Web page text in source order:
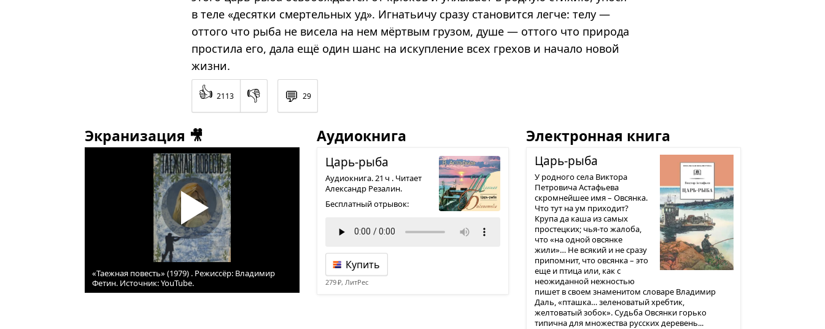
в теле «десятки смертельных уд». Игнатьичу сразу становится легче: телу —
оттого что рыба не висела на нем мёртвым грузом, душе — оттого что природа
простила его, дала ещё один шанс на искупление всех грехов и начало новой
жизни.
👍 2113 👎 💬 29
Экранизация 🎥
«Таежная повесть» (1979) . Режиссёр: Владимир
Фетин. Источник: YouTube.
Аудиокнига
Царь-рыба
Аудиокнига. 21 ч . Читает
Александр Резалин.
Бесплатный отрывок:
Купить
279 ₽, ЛитРес
Электронная книга
Царь-рыба
У родного села Виктора
Петровича Астафьева
скромнейшее имя – Овсянка.
Что тут на ум приходит?
Крупа да каша из самых
простецких; чья-то жалоба,
что «на одной овсянке
жили»… Не всякий и не сразу
припомнит, что овсянка – это
еще и птица или, как с
неожиданной нежностью
пишет в своем знаменитом словаре Владимир
Даль, «пташка… зеленоватый хребтик,
желтоватый зобок». Судьба Овсянки горько
типична для множества русских деревень...